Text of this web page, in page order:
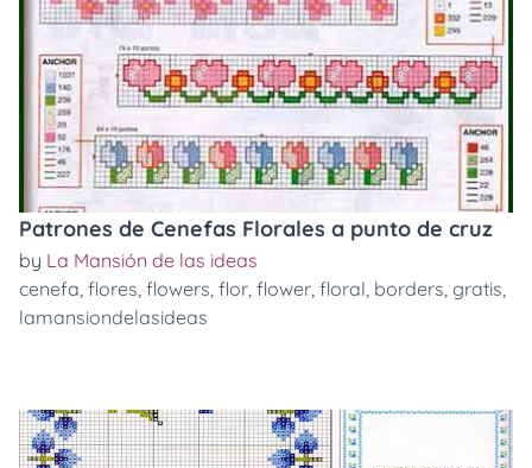
Patrones de Cenefas Florales a punto de cruz
by La Mansión de las ideas
cenefa, flores, flowers, flor, flower, floral, borders, gratis,
lamansiondelasideas